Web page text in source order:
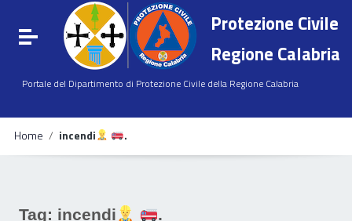
Vai ai contenuti
Vai al menu di navigazione
Vai al footer
Attiva / disattiva la navigazione
Protezione Civile
Regione Calabria
Portale del Dipartimento di Protezione Civile della Regione Calabria
Home / incendi .
Tag: incendi .